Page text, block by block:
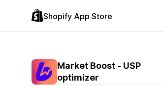
Shopify App Store
Market Boost ‑ USP
optimizer